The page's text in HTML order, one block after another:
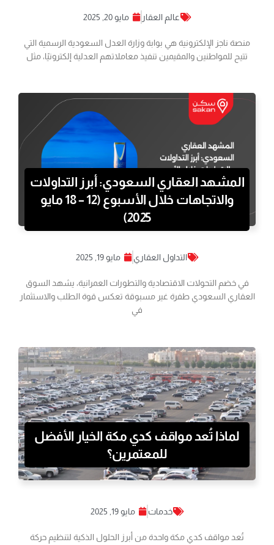
عالم العقار مايو 20, 2025
منصة ناجز الإلكترونية هي بوابة وزارة العدل السعودية الرسمية التي
تتيح للمواطنين والمقيمين تنفيذ معاملاتهم العدلية إلكترونيًا، مثل
المشهد العقاري السعودي: أبرز التداولات
والاتجاهات خلال الأسبوع (12 – 18 مايو
2025)
التداول العقاري مايو 19, 2025
في خضم التحولات الاقتصادية والتطورات العمرانية، يشهد السوق
العقاري السعودي طفرة غير مسبوقة تعكس قوة الطلب والاستثمار
في
لماذا تُعد مواقف كدي مكة الخيار الأفضل
للمعتمرين؟
خدمات مايو 19, 2025
تُعد مواقف كدي مكة واحدة من أبرز الحلول الذكية لتنظيم حركة